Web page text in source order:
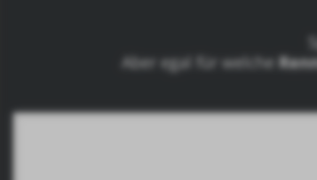
Aber egal für welche